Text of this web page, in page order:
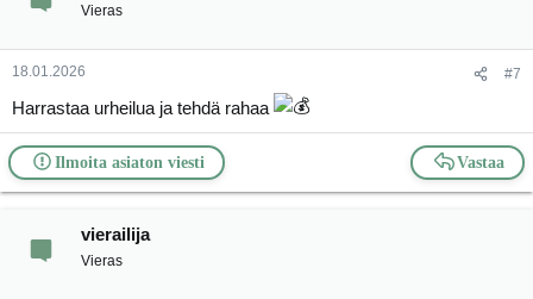
Vieras
18.01.2026 #7
Harrastaa urheilua ja tehdä rahaa
Vastaa
Ilmoita asiaton viesti
vierailija
Vieras